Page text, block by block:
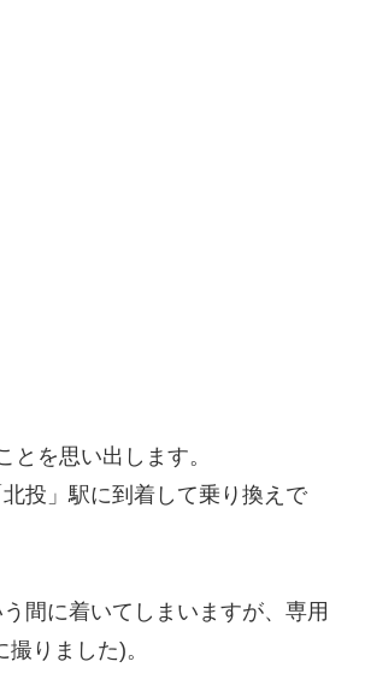
を思い出します。
投」駅に到着して乗り換えで
間に着いてしまいますが、専用
りました)。